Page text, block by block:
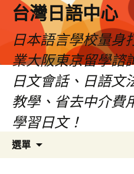
台灣日語中心
日本語言學校量身
業大阪東京留學諮
日文會話、日語文
教學、省去中介費
學習日文！
選單